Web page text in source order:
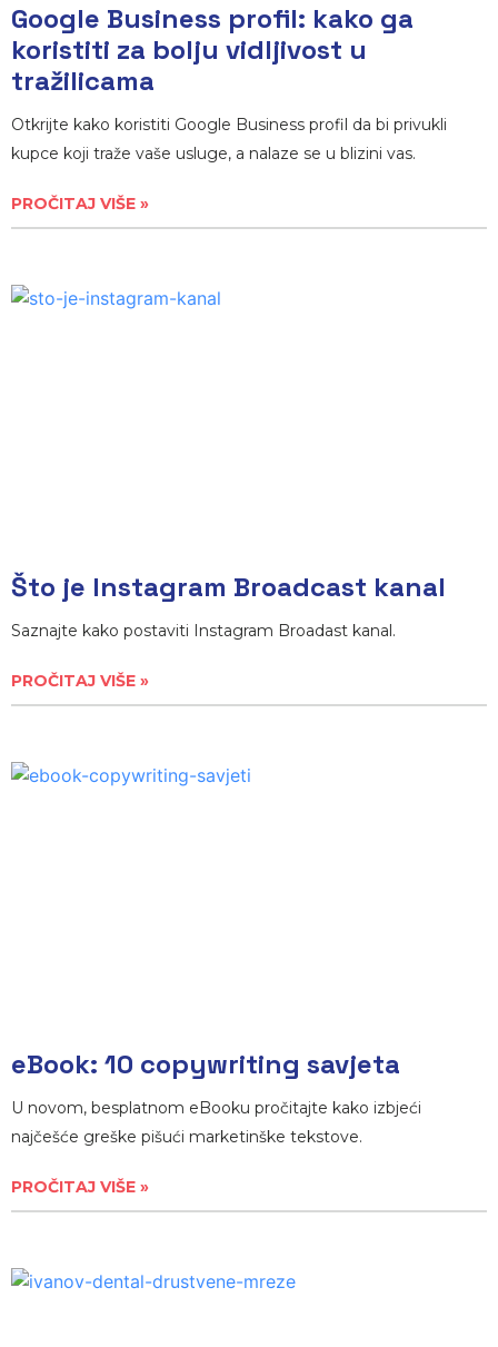
Google Business profil: kako ga
koristiti za bolju vidljivost u
tražilicama
Otkrijte kako koristiti Google Business profil da bi privukli
kupce koji traže vaše usluge, a nalaze se u blizini vas.
PROČITAJ VIŠE »
Što je Instagram Broadcast kanal
Saznajte kako postaviti Instagram Broadast kanal.
PROČITAJ VIŠE »
eBook: 10 copywriting savjeta
U novom, besplatnom eBooku pročitajte kako izbjeći
najčešće greške pišući marketinške tekstove.
PROČITAJ VIŠE »